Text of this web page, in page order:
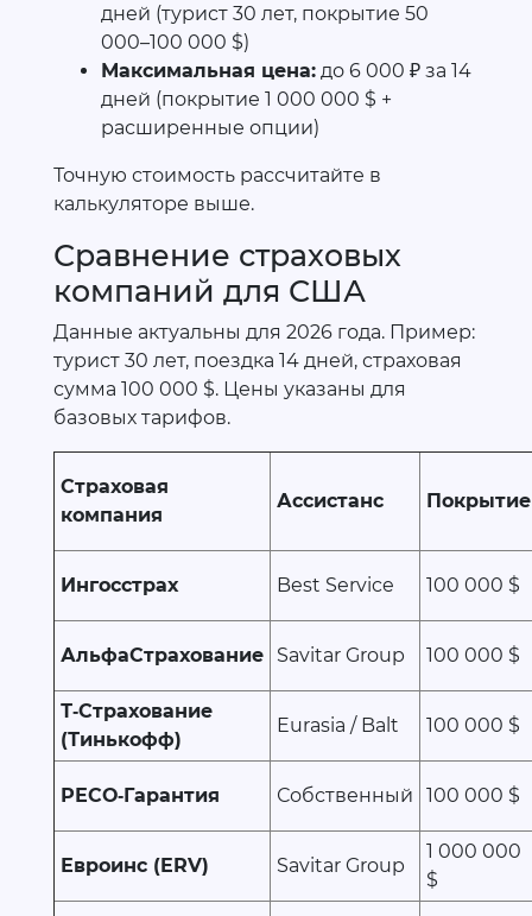
дней (турист 30 лет, покрытие 50
000–100 000 $)
Максимальная цена: до 6 000 ₽ за 14
дней (покрытие 1 000 000 $ +
расширенные опции)
Точную стоимость рассчитайте в
калькуляторе выше.
Сравнение страховых
компаний для США
Данные актуальны для 2026 года. Пример:
турист 30 лет, поездка 14 дней, страховая
сумма 100 000 $. Цены указаны для
базовых тарифов.
Страховая
компания
Ассистанс Покрытие
Ингосстрах Best Service 100 000 $
АльфаСтрахование Savitar Group 100 000 $
Т‑Страхование
(Тинькофф)
Eurasia / Balt 100 000 $
РЕСО‑Гарантия Собственный 100 000 $
Евроинс (ERV) Savitar Group
1 000 000
$